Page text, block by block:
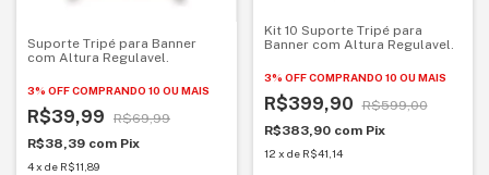
Suporte Tripé para Banner
com Altura Regulavel.
3% OFFCOMPRANDO 10 OU MAIS
R$39,99
R$69,99
R$38,39 com Pix
4x de R$11,89
Kit 10 Suporte Tripé para
Banner com Altura Regulavel.
3% OFF COMPRANDO 10 OU MAIS
R$399,90
R$599,00
R$383,90 com Pix
12 x de R$41,14